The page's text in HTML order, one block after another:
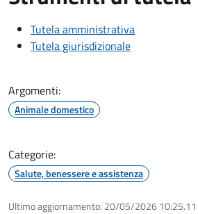
Tutela amministrativa
Tutela giurisdizionale
Argomenti:
Animale domestico
Categorie:
Salute, benessere e assistenza
Ultimo aggiornamento: 20/05/2026 10:25.11